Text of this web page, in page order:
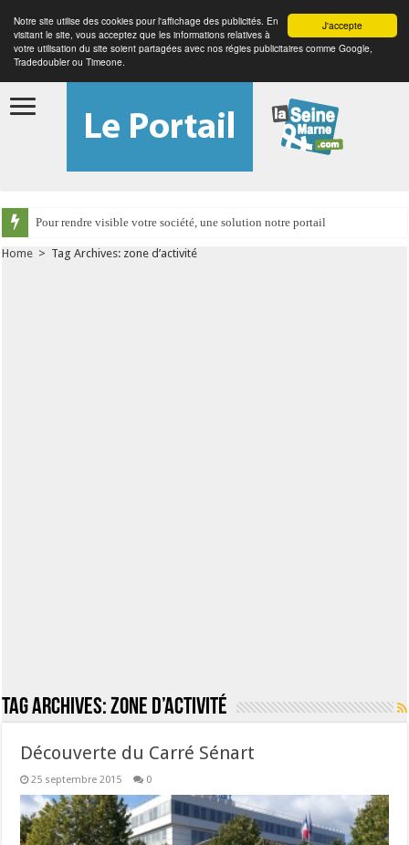
J'accepte
Notre site utilise des cookies pour l'affichage des publicités. En
visitant le site, vous acceptez que les informations relatives à
votre utilisation du site soient partagées avec nos régies publicitaires comme Google,
Tradedoubler ou Timeone.
Pour rendre visible votre société, une solution notre portail
Home > Tag Archives: zone d’activité
Tag Archives:zone d’activité
Découverte du Carré Sénart
25 septembre 2015 0